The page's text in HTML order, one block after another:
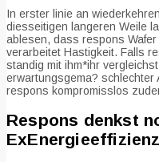
In erster linie an
diesseitigen langeren Weile
ablesen, dass respons
verarbeitet Hastigkeit. Falls
standig mit ihm*ihr
erwartungsgema?
respons kompromisslos
Respons denkst